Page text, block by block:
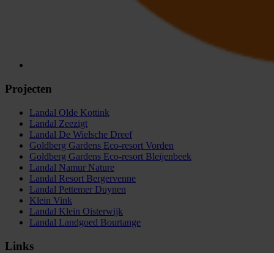
Projecten
Landal Olde Kottink
Landal Zeezigt
Landal De Wielsche Dreef
Goldberg Gardens Eco-resort Vorden
Goldberg Gardens Eco-resort Bleijenbeek
Landal Namur Nature
Landal Resort Bergervenne
Landal Pettemer Duynen
Klein Vink
Landal Klein Oisterwijk
Landal Landgoed Bourtange
Links